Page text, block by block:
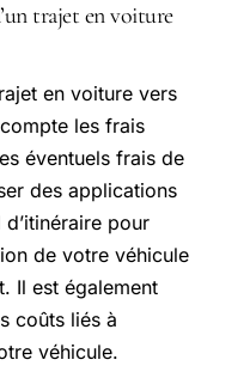
trajet en voiture
en voiture vers
les frais
éventuels frais de
des applications
pour
de votre véhicule
Il est également
coûts liés à
véhicule.